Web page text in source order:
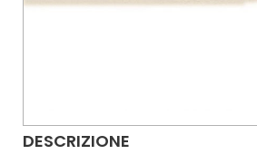
DESCRIZIONE